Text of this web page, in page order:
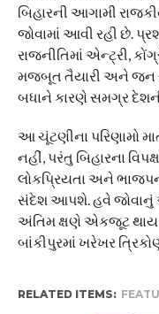
બિહારની આગામી
જોવામાં આવી રહી છે.
રાજનીતિમાં એન્ટ્રી,
મજબૂત તૈયારી અને જન
બધાને કારણે સમગ્ર
આ ચૂંટણીના પરિણામો
નહીં, પરંતુ બિહારના
લોકપ્રિયતા અને
સંદેશ આપશે. હવે જોવાનું
અંતિમ ક્ષણે એકજૂટ થાય
બાંકીપુરમાં ખરેખર
RELATED ITEMS: